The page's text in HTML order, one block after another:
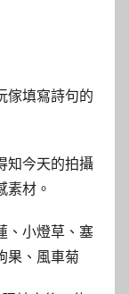
傢填寫詩句的
知今天的拍攝
素材。
、小燈草、塞
果、風車菊